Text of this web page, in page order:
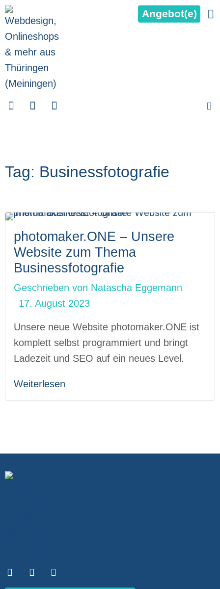
Angebot(e)
Tag: Businessfotografie
photomaker.ONE – Unsere
Website zum Thema
Businessfotografie
Geschrieben von Natascha Eggemann
17. August 2023
Unsere neue Website photomaker.ONE ist
komplett selbst programmiert und bringt
Ladezeit und SEO auf ein neues Level.
Weiterlesen